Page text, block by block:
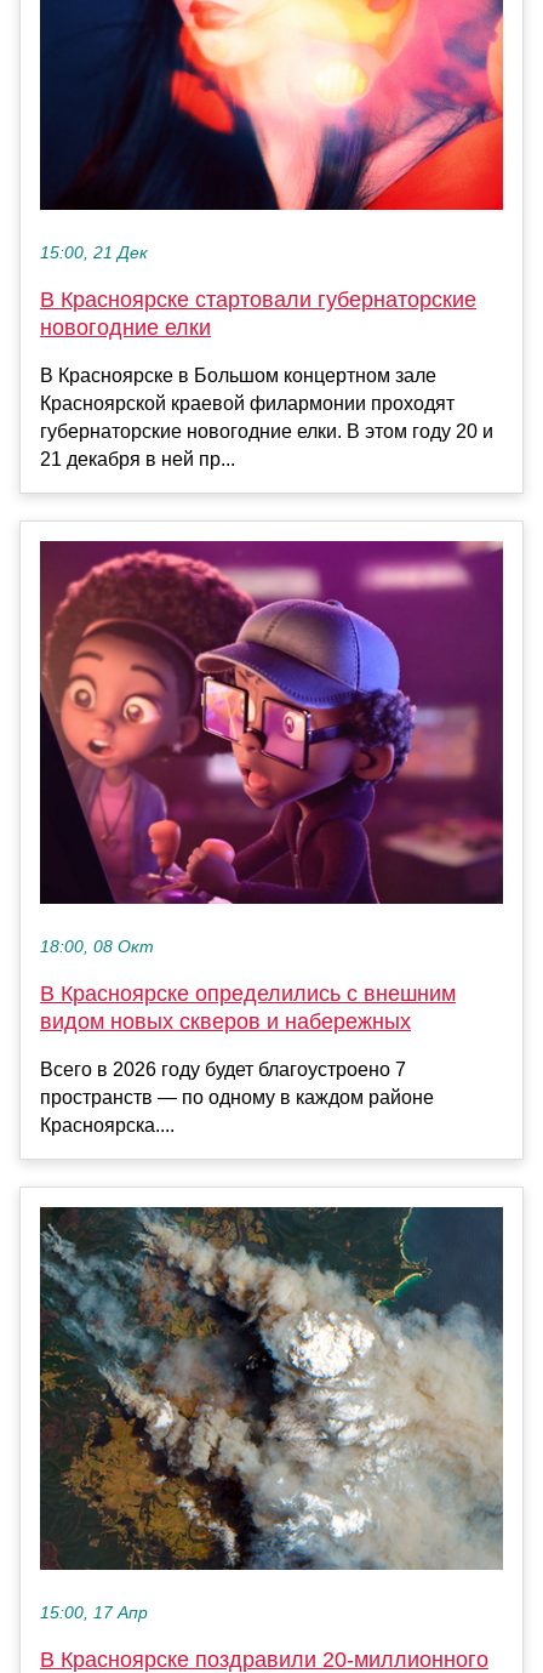
15:00, 21 Дек
В Красноярске стартовали губернаторские
новогодние елки
В Красноярске в Большом концертном зале
Красноярской краевой филармонии проходят
губернаторские новогодние елки. В этом году 20 и
21 декабря в ней пр...
18:00, 08 Окт
В Красноярске определились с внешним
видом новых скверов и набережных
Всего в 2026 году будет благоустроено 7
пространств — по одному в каждом районе
Красноярска....
15:00, 17 Апр
В Красноярске поздравили 20-миллионного